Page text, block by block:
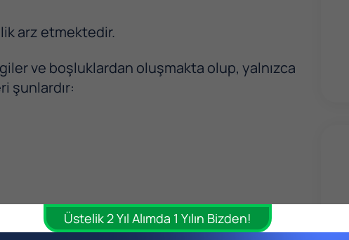
arz etmektedir.
ve boşluklardan oluşmakta olup, yalnızca
şunlardır:
Üstelik 2 Yıl Alımda 1 Yılın Bizden!